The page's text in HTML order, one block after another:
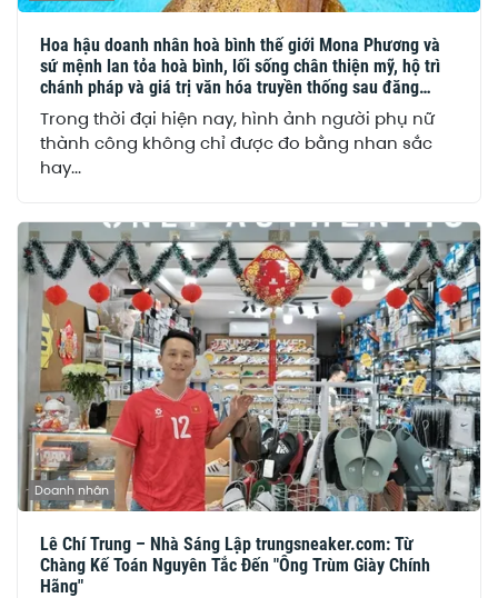
Hoa hậu doanh nhân hoà bình thế giới Mona Phương và
sứ mệnh lan tỏa hoà bình, lối sống chân thiện mỹ, hộ trì
chánh pháp và giá trị văn hóa truyền thống sau đăng
quang
Trong thời đại hiện nay, hình ảnh người phụ nữ
thành công không chỉ được đo bằng nhan sắc
hay...
Doanh nhân
Lê Chí Trung – Nhà Sáng Lập trungsneaker.com: Từ
Chàng Kế Toán Nguyên Tắc Đến "Ông Trùm Giày Chính
Hãng"